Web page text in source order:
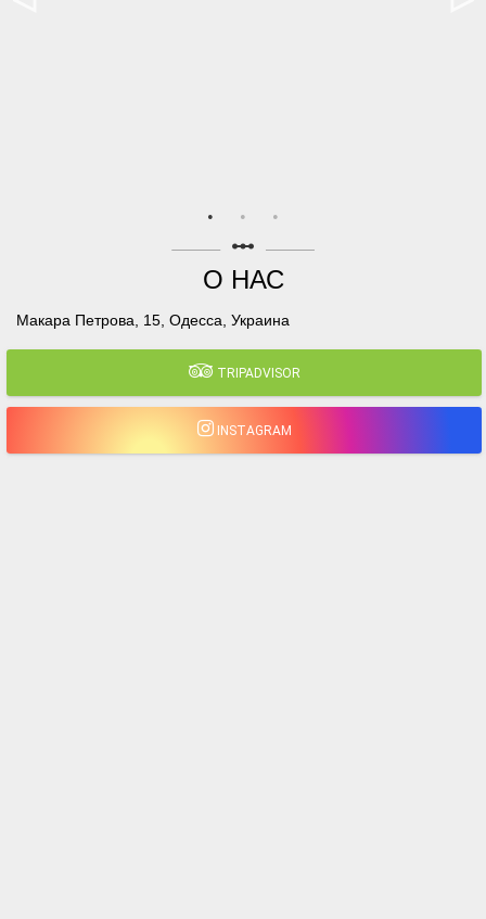
linear_scale
О НАС
Макара Петрова, 15, Одесса, Украина
TRIPADVISOR
INSTAGRAM